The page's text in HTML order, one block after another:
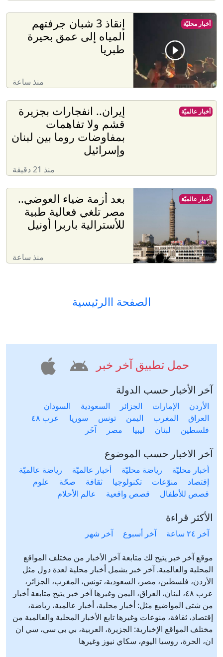
إنقاذ 3 شبان جرفتهم
المياه إلى عمق بحيرة
طبريا
منذ ساعة
أخبار محليّة
إيران.. انفجارات بجزيرة
قشم ولا تفاهمات
بمفاوضات روما بين لبنان
وإسرائيل
منذ 21 دقيقة
أخبار عالميّة
بعد أزمة ضياء العوضي..
مصر تلغي فعالية طبية
للأسترالية باربرا أونيل
منذ ساعة
أخبار عالميّة
الصفحة االرئيسية
حمل تطبيق آخر خبر
آخر الأخبار حسب الدولة
الأردن الإمارات الجزائر السعودية
السودان
العراق
المغرب اليمن تونس سوريا
عرب ٤٨
فلسطين
لبنان ليبيا مصر آخَر
آخر الاخبار حسب الموضوع
أخبار محليّة رياضة محليّة أخبار عالميّة
رياضة عالميّة
إقتصاد
منوّعات تكنولوجيا ثقافة صحّة
علوم
قصص للأطفال
قصص واقعية عالم الأحلام
الأكثر قراءة
آخر ٢٤ ساعة آخر أسبوع آخر شهر
موقع آخر خبر يتيح لك متابعة آخر الأخبار من مختلف المواقع
المحلية والعالمية. آخر خبر يشمل أخبار محلية لعدة دول مثل
الأردن، فلسطين، مصر، السعودية، تونس، المغرب، الجزائر،
عرب ٤٨، لبنان، العراق، اليمن وغيرها آخر خبر يتيح متابعة أخبار
من شتى المواضيع مثل: أخبار محلية، أخبار عالمية، رياضة،
إقتصاد، ثقافة، منوعات وغيرها تابع الأخبار المحلية والعالمية من
مختلف المواقع الإخبارية: الجزيرة، العربية، بي بي سي، سي ان
ان، الحرة، روسيا اليوم، سكاي نيوز وغيرها